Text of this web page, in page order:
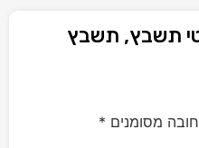
תשבץ, תשבץ
מסומנים *